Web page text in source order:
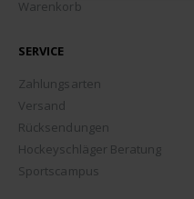
Warenkorb
SERVICE
Zahlungsarten
Versand
Rücksendungen
Hockeyschläger Beratung
Sportscampus